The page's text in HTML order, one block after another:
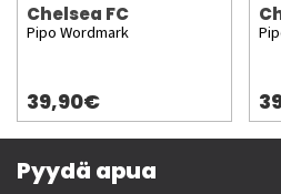
Chelsea FC
Pipo Wordmark
39,90€
Pyydä apua